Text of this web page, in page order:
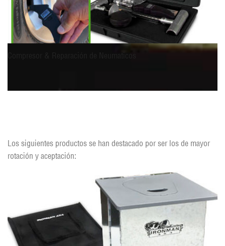
Compresor & Reparación de Neumaticos
Los siguientes productos se han destacado por ser los de mayor
rotación y aceptación: